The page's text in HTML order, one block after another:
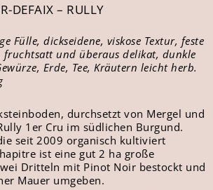
DEFAIX – RULLY
Fülle, dickseidene, viskose Textur, feste
und überaus delikat, dunkle
Erde, Tee, Kräutern leicht herb.
durchsetzt von Mergel und
1er Cru im südlichen Burgund.
seit 2009 organisch kultiviert
ist eine gut 2 ha große
Dritteln mit Pinot Noir bestockt und
Mauer umgeben.